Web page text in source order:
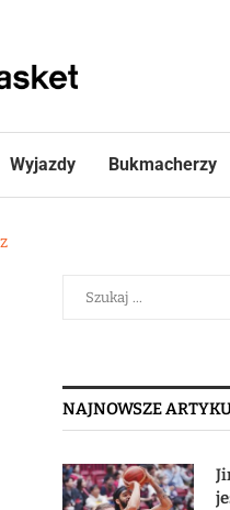
Wyjazdy Bukmacherzy
NAJNOWSZE